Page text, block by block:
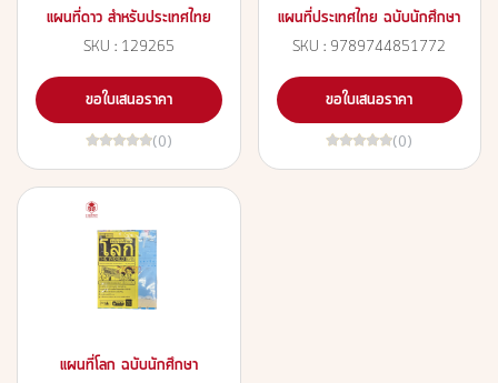
แผนที่ดาว สำหรับประเทศไทย
SKU : 129265
ขอใบเสนอราคา
(0)
แผนที่ประเทศไทย ฉบับนักศึกษา
SKU : 9789744851772
ขอใบเสนอราคา
(0)
แผนที่โลก ฉบับนักศึกษา